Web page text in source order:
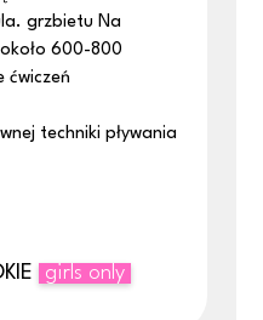
grzbietu Na
600-800
ćwiczeń
techniki pływania
girls only